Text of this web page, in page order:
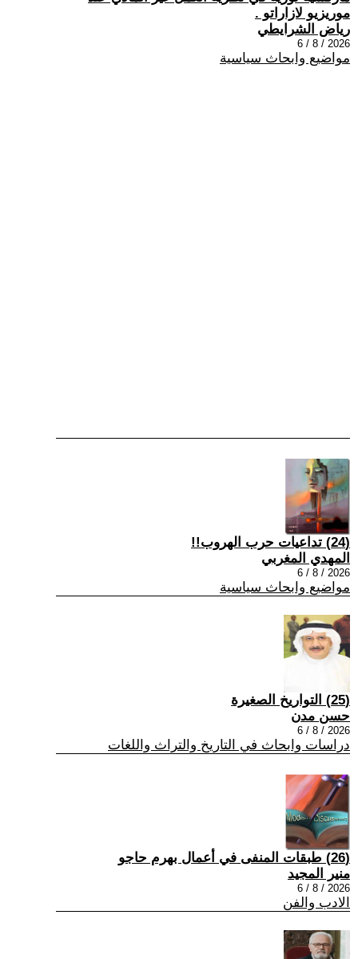
موريزيو لازاراتو .
رياض الشرايطي
2026 / 8 / 6
مواضيع وابحاث سياسية
(24) تداعيات حرب الهروب!!
المهدي المغربي
2026 / 8 / 6
مواضيع وابحاث سياسية
(25) التواريخ الصغيرة
حسن مدن
2026 / 8 / 6
دراسات وابحاث في التاريخ والتراث واللغات
(26) طبقات المنفى في أعمال بهرم حاجو
منير المجيد
2026 / 8 / 6
الادب والفن